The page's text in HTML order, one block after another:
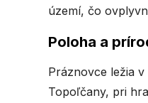
území, čo
Poloha a
Práznovce ležia
Topoľčany, pri